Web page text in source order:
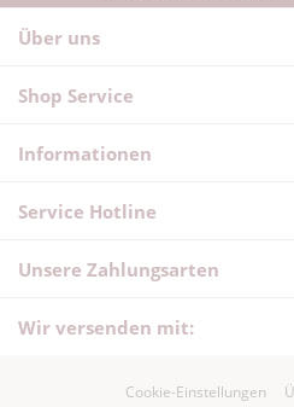
Über uns
Shop Service
Informationen
Service Hotline
Unsere Zahlungsarten
Wir versenden mit:
Cookie-Einstellungen